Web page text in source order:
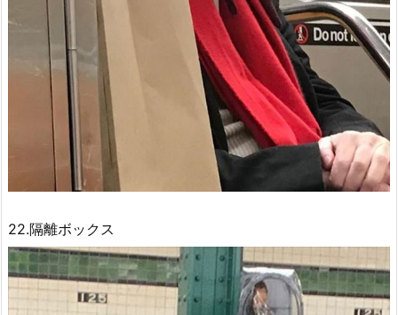
22.隔離ボックス